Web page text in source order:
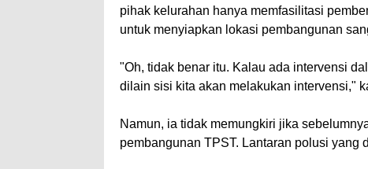
pihak kelurahan hanya memfasilitasi
untuk menyiapkan lokasi pembangunan
"Oh, tidak benar itu. Kalau ada intervensi
dilain sisi kita akan melakukan intervensi,"
Namun, ia tidak memungkiri jika
pembangunan TPST. Lantaran polusi yang